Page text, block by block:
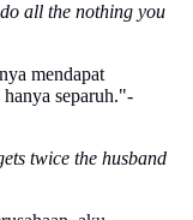
all the nothing you
mendapat
separuh."-
twice the husband